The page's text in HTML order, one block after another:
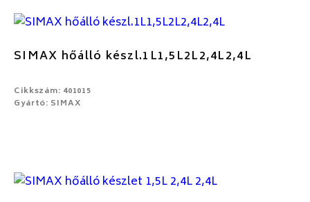
SIMAX hőálló készl.1L1,5L2L2,4L2,4L
Cikkszám: 401015
Gyártó: SIMAX